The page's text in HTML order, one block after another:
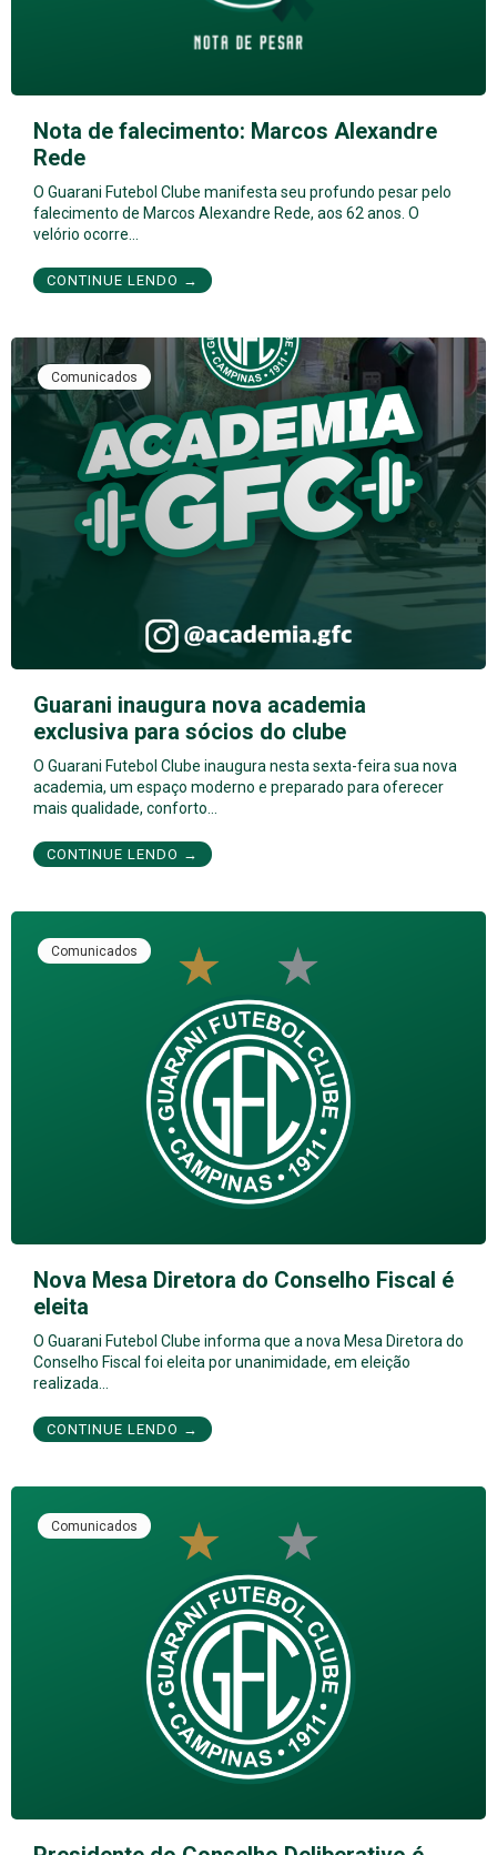
Nota de falecimento: Marcos Alexandre
Rede
O Guarani Futebol Clube manifesta seu profundo pesar pelo
falecimento de Marcos Alexandre Rede, aos 62 anos. O
velório ocorre…
CONTINUE LENDO →
Comunicados
Guarani inaugura nova academia
exclusiva para sócios do clube
O Guarani Futebol Clube inaugura nesta sexta-feira sua nova
academia, um espaço moderno e preparado para oferecer
mais qualidade, conforto…
CONTINUE LENDO →
Comunicados
Nova Mesa Diretora do Conselho Fiscal é
eleita
O Guarani Futebol Clube informa que a nova Mesa Diretora do
Conselho Fiscal foi eleita por unanimidade, em eleição
realizada…
CONTINUE LENDO →
Comunicados